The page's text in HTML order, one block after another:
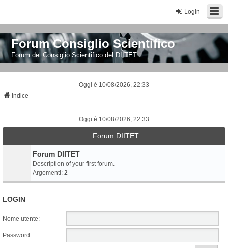
Login
Forum Consiglio Scientifico
Forum del Consiglio Scientifico del DIITET
Oggi è 10/08/2026, 22:33
Indice
Oggi è 10/08/2026, 22:33
Forum DIITET
Forum DIITET
Description of your first forum.
Argomenti: 2
LOGIN
Nome utente:
Password: